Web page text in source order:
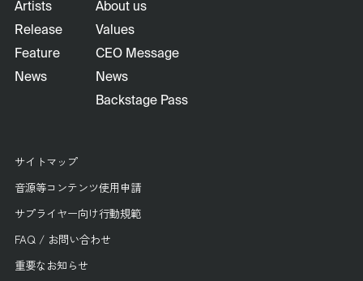
Artists
Release
Feature
News
About us
Values
CEO Message
News
Backstage Pass
サイトマップ
音源等コンテンツ使用申請
サプライヤー向け行動規範
FAQ / お問い合わせ
重要なお知らせ